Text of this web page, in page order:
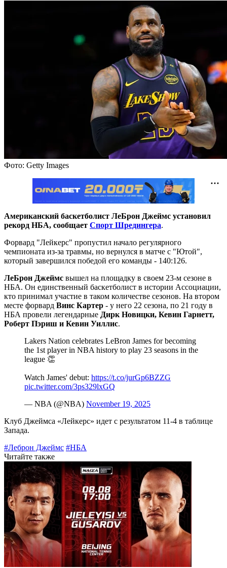
Фото: Getty Images
Американский баскетболист ЛеБрон Джеймс установил
рекорд НБА, сообщает Спорт Шредингера.
Форвард "Лейкерс" пропустил начало регулярного
чемпионата из-за травмы, но вернулся в матче с "Ютой",
который завершился победой его команды - 140:126.
ЛеБрон Джеймс вышел на площадку в своем 23-м сезоне в
НБА. Он единственный баскетболист в истории Ассоциации,
кто принимал участие в таком количестве сезонов. На втором
месте форвард Винс Картер - у него 22 сезона, по 21 году в
НБА провели легендарные Дирк Новицки, Кевин Гарнетт,
Роберт Пэриш и Кевин Уиллис.
Lakers Nation celebrates LeBron James for becoming
the 1st player in NBA history to play 23 seasons in the
league 👏
Watch James' debut: https://t.co/jurGp6BZZG
pic.twitter.com/3ps329lxGQ
— NBA (@NBA) November 19, 2025
Клуб Джеймса «Лейкерс» идет с результатом 11-4 в таблице
Запада.
#Леброн Джеймс #НБА
Читайте также